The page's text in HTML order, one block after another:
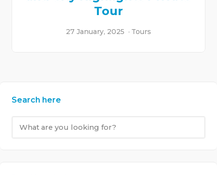
Tour
27 January, 2025 Tours
Search here